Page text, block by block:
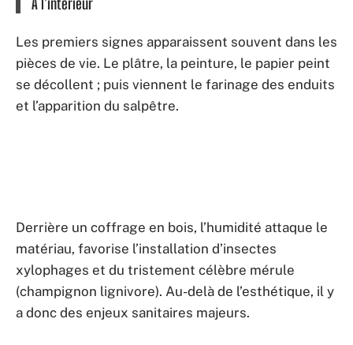
Les premiers signes apparaissent souvent dans les
pièces de vie. Le plâtre, la peinture, le papier peint
se décollent ; puis viennent le farinage des enduits
et l’apparition du salpêtre.
Derrière un coffrage en bois, l’humidité attaque le
matériau, favorise l’installation d’insectes
xylophages et du tristement célèbre mérule
(champignon lignivore). Au-delà de l’esthétique, il y
a donc des enjeux sanitaires majeurs.